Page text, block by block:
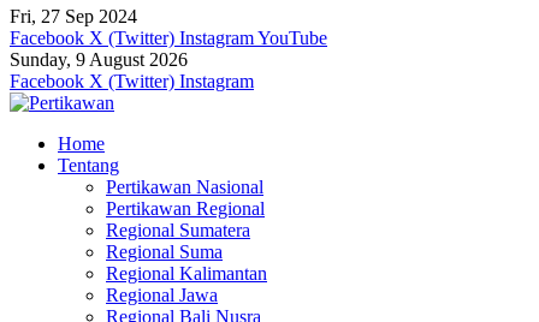
Fri, 27 Sep 2024
Facebook X (Twitter) InstagramYouTube
Sunday, 9 August 2026
Facebook X (Twitter) Instagram
Home
Tentang
Pertikawan Nasional
Pertikawan Regional
Regional Sumatera
Regional Suma
Regional Kalimantan
Regional Jawa
Regional Bali Nusra